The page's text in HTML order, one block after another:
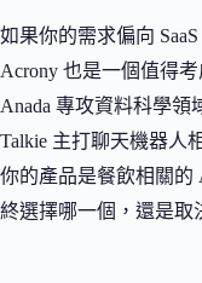
如果你的需求偏向
Acrony 也是一個值得
Anada 專攻資料科學領
Talkie 主打聊天機器人
你的產品是餐飲相關的
終選擇哪一個，還是取